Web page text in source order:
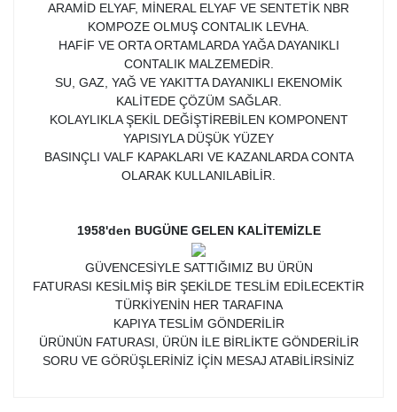
ARAMİD ELYAF, MİNERAL ELYAF VE SENTETİK NBR
KOMPOZE OLMUŞ CONTALIK LEVHA.
HAFİF VE ORTA ORTAMLARDA YAĞA DAYANIKLI
CONTALIK MALZEMEDİR.
SU, GAZ, YAĞ VE YAKITTA DAYANIKLI EKENOMİK
KALİTEDE ÇÖZÜM SAĞLAR.
KOLAYLIKLA ŞEKİL DEĞİŞTİREBİLEN KOMPONENT
YAPISIYLA DÜŞÜK YÜZEY
BASINÇLI VALF KAPAKLARI VE KAZANLARDA CONTA
OLARAK KULLANILABİLİR.
1958'den BUGÜNE GELEN KALİTEMİZLE
GÜVENCESİYLE SATTIĞIMIZ BU ÜRÜN
FATURASI KESİLMİŞ BİR ŞEKİLDE TESLİM EDİLECEKTİR
TÜRKİYENİN HER TARAFINA
KAPIYA TESLİM GÖNDERİLİR
ÜRÜNÜN FATURASI, ÜRÜN İLE BİRLİKTE GÖNDERİLİR
SORU VE GÖRÜŞLERİNİZ İÇİN MESAJ ATABİLİRSİNİZ